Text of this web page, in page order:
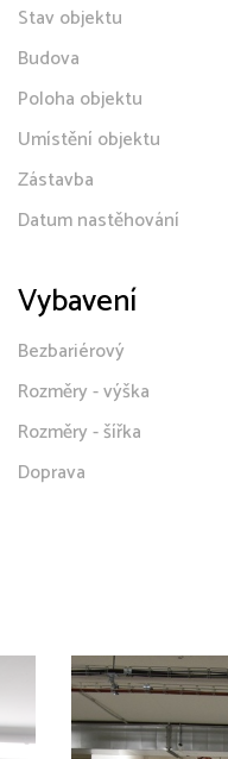
Stav objektu
Budova
Poloha objektu
Umístění objektu
Zástavba
Datum nastěhování
Vybavení
Bezbariérový
Rozměry - výška
Rozměry - šířka
Doprava